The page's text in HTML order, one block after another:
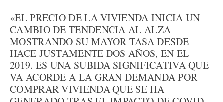
«EL PRECIO DE LA VIVIENDA INICIA UN
CAMBIO DE TENDENCIA AL ALZA
MOSTRANDO SU MAYOR TASA DESDE
HACE JUSTAMENTE DOS AÑOS, EN EL
2019. ES UNA SUBIDA SIGNIFICATIVA QUE
VA ACORDE A LA GRAN DEMANDA POR
COMPRAR VIVIENDA QUE SE HA